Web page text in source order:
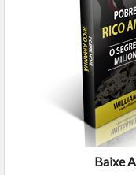
Baixe